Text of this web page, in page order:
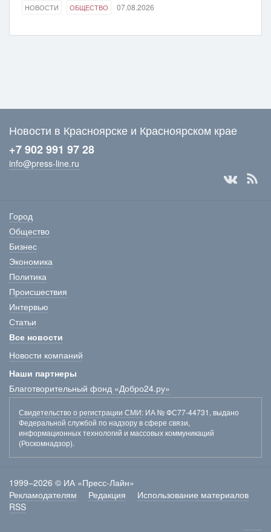
НОВОСТИ ОБЩЕСТВО 07.08.2026
Новости в Красноярске и Красноярском крае
+7 902 991 97 28
info@press-line.ru
Город
Общество
Бизнес
Экономика
Политика
Происшествия
Интервью
Статьи
Все новости
Новости компаний
Наши партнеры
Благотворительный фонд «Добро24.ру»
Свидетельство о регистрации СМИ: ИА № ФС77-44731, выдано
Федеральной службой по надзору в сфере связи,
информационных технологий и массовых коммуникаций
(Роскомнадзор).
1999–2026 © ИА «Пресс-Лайн»
Рекламодателям
Редакция
Использование материалов
RSS